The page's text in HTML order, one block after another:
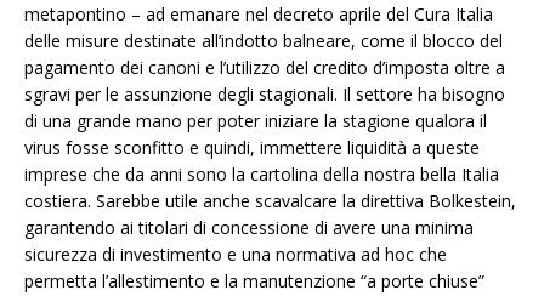
metapontino – ad emanare nel decreto aprile del Cura Italia
delle misure destinate all’indotto balneare, come il blocco del
pagamento dei canoni e l’utilizzo del credito d’imposta oltre a
sgravi per le assunzione degli stagionali. Il settore ha bisogno
di una grande mano per poter iniziare la stagione qualora il
virus fosse sconfitto e quindi, immettere liquidità a queste
imprese che da anni sono la cartolina della nostra bella Italia
costiera. Sarebbe utile anche scavalcare la direttiva Bolkestein,
garantendo ai titolari di concessione di avere una minima
sicurezza di investimento e una normativa ad hoc che
permetta l’allestimento e la manutenzione “a porte chiuse”